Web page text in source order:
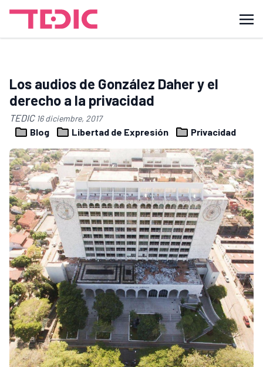
Los audios de González Daher y el
derecho a la privacidad
TEDIC 16 diciembre, 2017
Blog Libertad de Expresión Privacidad